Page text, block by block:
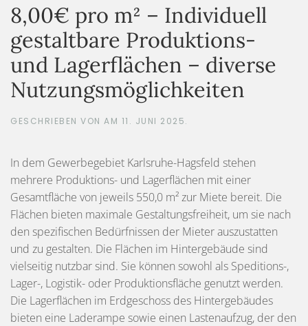
8,00€ pro m² – Individuell
gestaltbare Produktions-
und Lagerflächen – diverse
Nutzungsmöglichkeiten
GESCHRIEBEN VON AM 11. JUNI 2025.
In dem Gewerbegebiet Karlsruhe-Hagsfeld stehen
mehrere Produktions- und Lagerflächen mit einer
Gesamtfläche von jeweils 550,0 m² zur Miete bereit. Die
Flächen bieten maximale Gestaltungsfreiheit, um sie nach
den spezifischen Bedürfnissen der Mieter auszustatten
und zu gestalten. Die Flächen im Hintergebäude sind
vielseitig nutzbar sind. Sie können sowohl als Speditions-,
Lager-, Logistik- oder Produktionsfläche genutzt werden.
Die Lagerflächen im Erdgeschoss des Hintergebäudes
bieten eine Laderampe sowie einen Lastenaufzug, der den